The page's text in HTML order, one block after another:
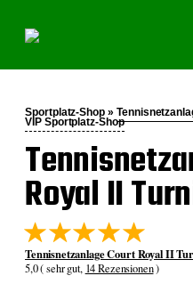
Sportplatz-Shop »
VIP Sportplatz-Shop
Royal II
Tennisnetzanlage Court Royal II
5,0 ( sehr gut, 14 Rezensionen)